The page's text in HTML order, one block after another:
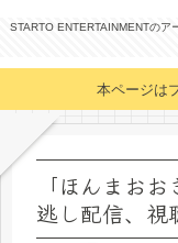
STARTO ENTERTAINMENTのア
本ページは
「ほんまお
逃し配信、視